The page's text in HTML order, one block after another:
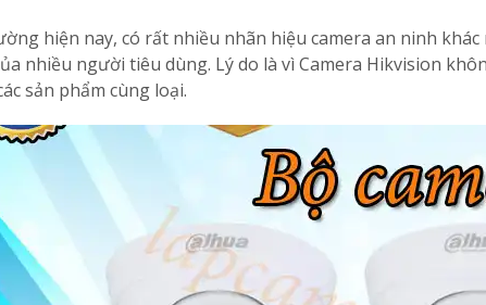
hiện nay, có rất nhiều nhãn hiệu camera an ninh
nhiều người tiêu dùng. Lý do là vì Camera Hikvision
sản phẩm cùng loại.